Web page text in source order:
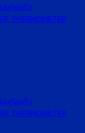
บท่อแก้ว
THERMOMETER
บท่อแก้ว
THERMOMETER